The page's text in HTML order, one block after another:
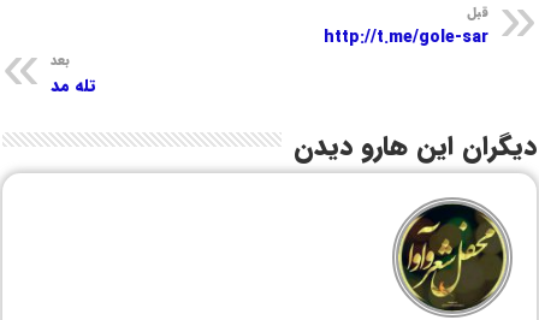
قبل
http://t.me/gole-sar
بعد
تله مد
دیگران این هارو دیدن